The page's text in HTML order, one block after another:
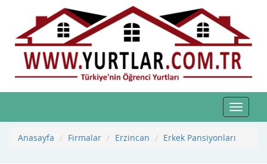
Toggle
Anasayfa
Firmalar Erzincan Erkek Pansiyonları